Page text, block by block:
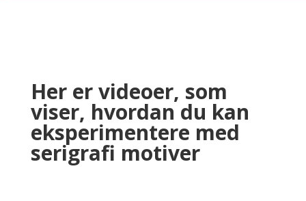
Her er videoer, som
viser, hvordan du kan
eksperimentere med
serigrafi motiver